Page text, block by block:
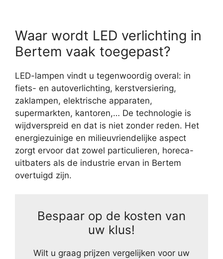
Waar wordt LED verlichting in
Bertem vaak toegepast?
LED-lampen vindt u tegenwoordig overal: in
fiets- en autoverlichting, kerstversiering,
zaklampen, elektrische apparaten,
supermarkten, kantoren,… De technologie is
wijdverspreid en dat is niet zonder reden. Het
energiezuinige en milieuvriendelijke aspect
zorgt ervoor dat zowel particulieren, horeca-
uitbaters als de industrie ervan in Bertem
overtuigd zijn.
Bespaar op de kosten van
uw klus!
Wilt u graag prijzen vergelijken voor uw